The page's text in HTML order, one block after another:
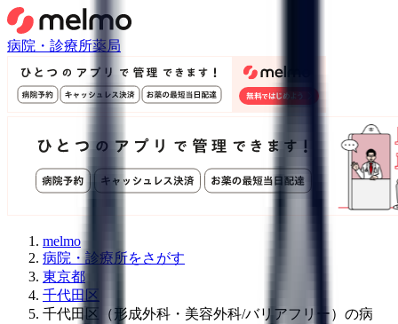
病院・診療所薬局
melmo
病院・診療所をさがす
東京都
千代田区
千代田区（形成外科・美容外科/バリアフリー）の病